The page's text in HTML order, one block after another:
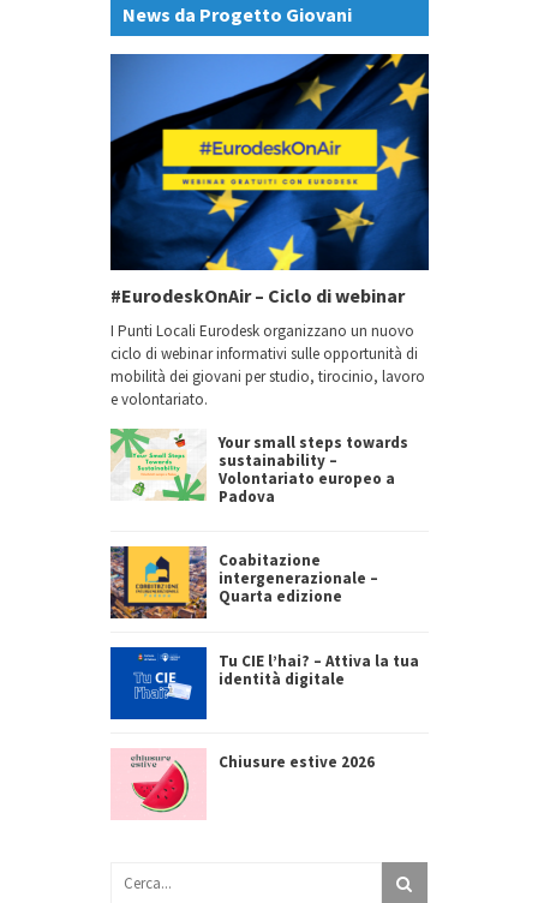
News da Progetto Giovani
#EurodeskOnAir – Ciclo di webinar
I Punti Locali Eurodesk organizzano un nuovo
ciclo di webinar informativi sulle opportunità di
mobilità dei giovani per studio, tirocinio, lavoro
e volontariato.
Your small steps towards
sustainability –
Volontariato europeo a
Padova
Coabitazione
intergenerazionale –
Quarta edizione
Tu CIE l’hai? – Attiva la tua
identità digitale
Chiusure estive 2026